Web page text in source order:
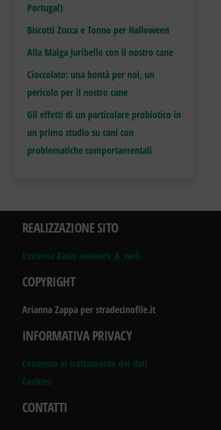
Portugal)
Biscotti Zucca e Tonno per Halloween
Alla Malga Juribello con il nostro cane
Cioccolato: una bontà per noi, un
pericolo per il nostro cane
Gli effetti di un particolare probiotico in
un primo studio su cani con
problematiche comportamentali
REALIZZAZIONE SITO
Extrema Ratio network_&_web
COPYRIGHT
Arianna Zappa per stradecinofile.it
INFORMATIVA PRIVACY
Consenso al trattamento dei dati
Cookies
CONTATTI